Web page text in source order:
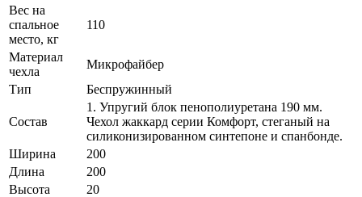
Вес на
спальное
место, кг
110
Материал
чехла
Микрофайбер
Тип
Беспружинный
Состав
1. Упругий блок пенополиуретана 190 мм.
Чехол жаккард серии Комфорт, стеганый на
силиконизированном синтепоне и спанбонде.
Ширина
200
Длина
200
Высота
20